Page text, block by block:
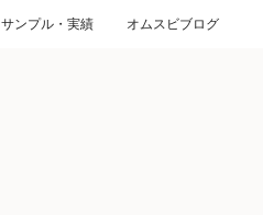
サンプル・実績 オムスビブログ